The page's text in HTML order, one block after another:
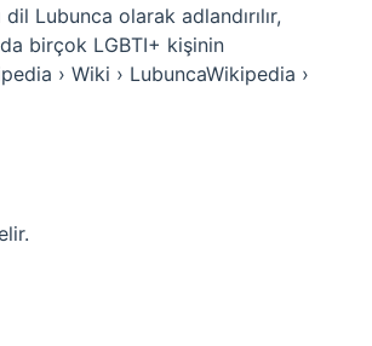
Lubunca olarak adlandırılır,
birçok LGBTI+ kişinin
› Wiki › LubuncaWikipedia ›